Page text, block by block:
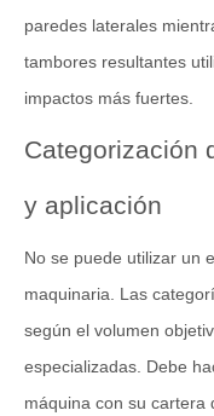
paredes laterales
tambores resultantes
impactos más fuertes.
Categorización
y aplicación
No se puede utilizar un
maquinaria. Las
según el volumen
especializadas. Debe
máquina con su cartera